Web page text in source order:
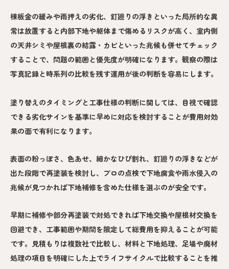
棟板金の緩みや雨押えの劣化、釘廻りの浮きといった局所的な異
常は放置すると内部下地や躯体まで傷めるリスクが高く、室内側
の天井シミや屋根裏の結露・カビといった兆候も併せてチェック
することで、問題の範囲と優先度が明確になります。観察の際は
写真記録と時系列の比較を残す運用が後の判断を容易にします。
塗り替えのタイミングと工事仕様の判断に関しては、目視で確認
できる劣化サインを基準に早めに対応を検討することが費用対効
果の面で有利になります。
表面の粉っぽさ、色あせ、細かなひび割れ、釘廻りの浮きなどが
出た段階で再塗装を検討し、プロの点検で下地腐食や雨水侵入の
兆候が見つかれば下地補修を含めた仕様を選ぶのが安全です。
早期に補修や部分再塗装で対処できれば下地交換や屋根材交換を
回避でき、工事範囲や期間を限定して総費用を抑えることが可能
です。見積もりは複数社で比較し、材料と下地処理、足場や廃材
処理の項目を明確にした上でライフサイクルで比較することを推